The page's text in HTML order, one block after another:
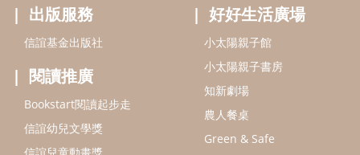
service@hsin-yi.org.tw
信誼好好育兒
小太陽親子書房
(02)2396-5305轉2345 (週一～週五 9:00～18:00)
認識信誼 合作洽談 智慧財產權聲明
本網站建議使用IE9(含以上)或 Google Chrome 版本瀏覽器